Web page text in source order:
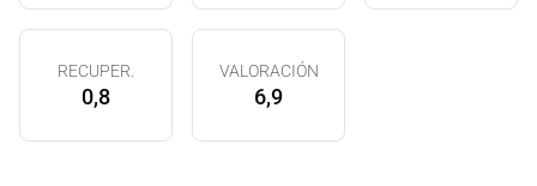
RECUPER.
0,8
VALORACIÓN
6,9